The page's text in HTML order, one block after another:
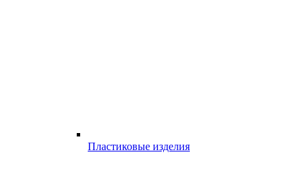
Пластиковые изделия